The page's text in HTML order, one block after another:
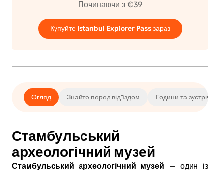
Починаючи з €39
Купуйте Istanbul Explorer Pass зараз
Огляд Знайте перед від’їздом Години та зустріч
Стамбульський
археологічний музей
Стамбульський археологічний музей — один із